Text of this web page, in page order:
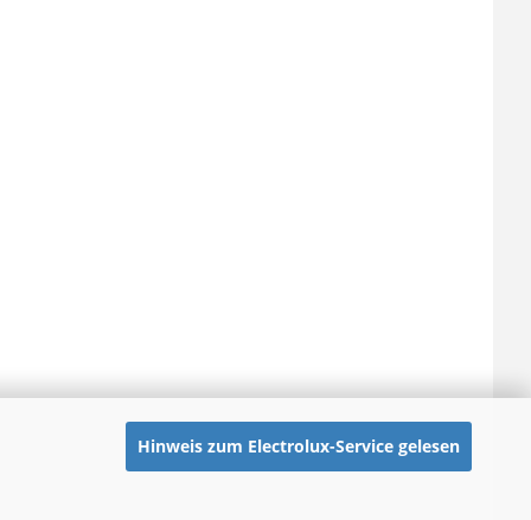
Hinweis zum Electrolux-Service gelesen